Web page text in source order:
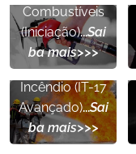
Combustíveis
(Iniciação)...Sai
ba mais>>>
NR 23-
Formação de
Brigada de
Incêndio (IT-17
Avançado)...Sai
ba mais>>>
NR 33-
Supervisor de